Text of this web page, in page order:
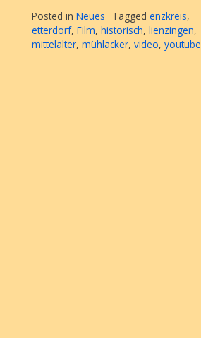
Posted in Neues Tagged enzkreis,
etterdorf, Film, historisch, lienzingen,
mittelalter, mühlacker, video, youtube